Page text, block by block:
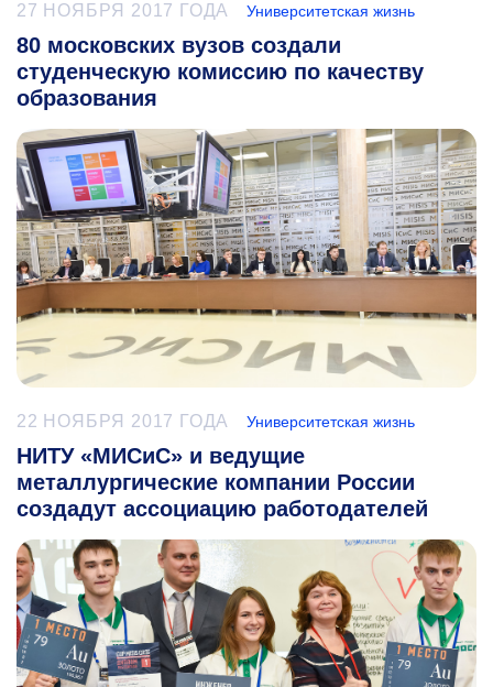
27 НОЯБРЯ 2017 ГОДА Университетская жизнь
80 московских вузов создали
студенческую комиссию по качеству
образования
22 НОЯБРЯ 2017 ГОДА Университетская жизнь
НИТУ «МИСиС» и ведущие
металлургические компании России
создадут ассоциацию работодателей